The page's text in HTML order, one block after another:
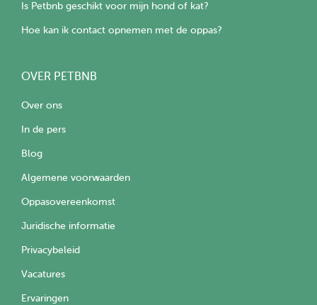
Is Petbnb geschikt voor mijn hond of kat?
Hoe kan ik contact opnemen met de oppas?
OVER PETBNB
Over ons
In de pers
Blog
Algemene voorwaarden
Oppasovereenkomst
Juridische informatie
Privacybeleid
Vacatures
Ervaringen